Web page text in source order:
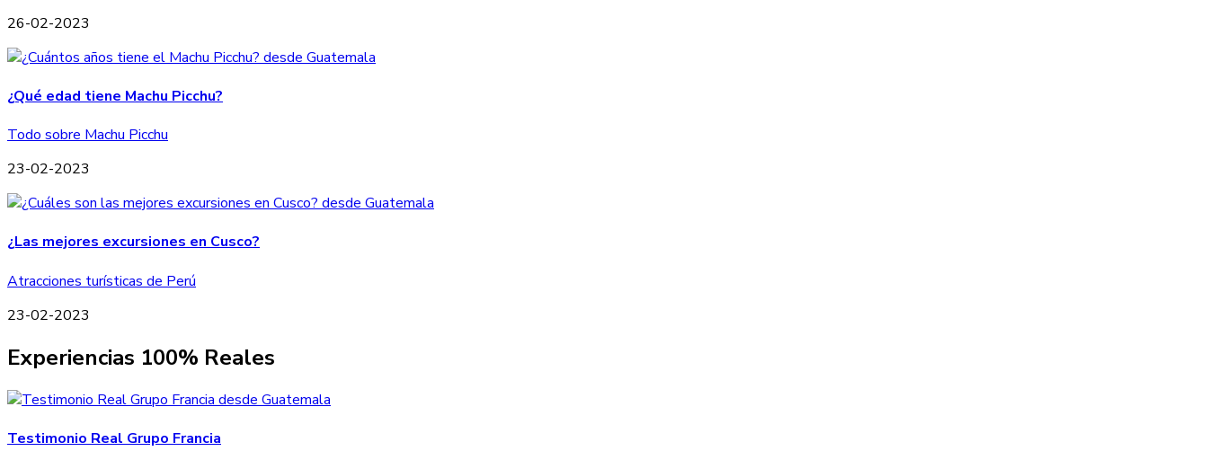
26-02-2023
¿Qué edad tiene Machu Picchu?
Todo sobre Machu Picchu
23-02-2023
¿Las mejores excursiones en Cusco?
Atracciones turísticas de Perú
23-02-2023
Experiencias 100% Reales
Testimonio Real Grupo Francia